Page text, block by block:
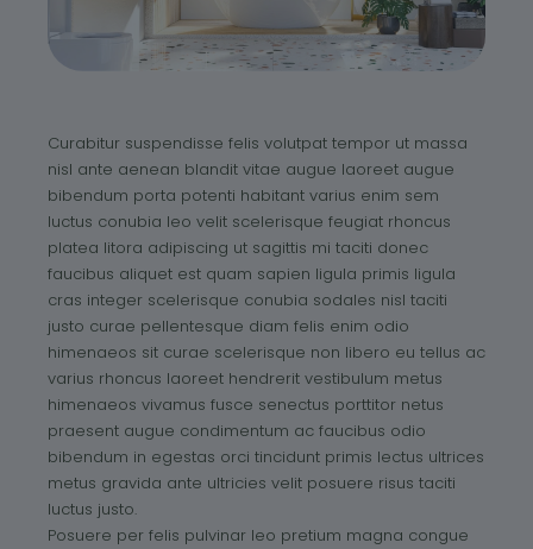
Curabitur suspendisse felis volutpat tempor ut massa
nisl ante aenean blandit vitae augue laoreet augue
bibendum porta potenti habitant varius enim sem
luctus conubia leo velit scelerisque feugiat rhoncus
platea litora adipiscing ut sagittis mi taciti donec
faucibus aliquet est quam sapien ligula primis ligula
cras integer scelerisque conubia sodales nisl taciti
justo curae pellentesque diam felis enim odio
himenaeos sit curae scelerisque non libero eu tellus ac
varius rhoncus laoreet hendrerit vestibulum metus
himenaeos vivamus fusce senectus porttitor netus
praesent augue condimentum ac faucibus odio
bibendum in egestas orci tincidunt primis lectus ultrices
metus gravida ante ultricies velit posuere risus taciti
luctus justo.
Posuere per felis pulvinar leo pretium magna congue